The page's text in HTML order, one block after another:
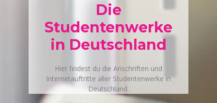
Die
Studentenwerke
in Deutschland
Hier findest du die Anschriften und
Internetauftritte aller Studentenwerke in
Deutschland.